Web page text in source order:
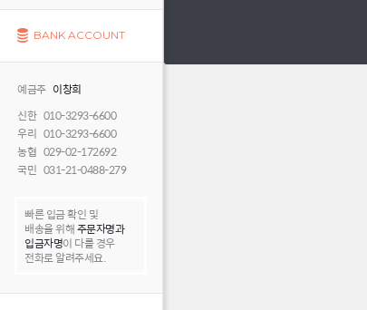
BANK ACCOUNT
예금주이창희
신한 010-3293-6600
우리 010-3293-6600
농협 029-02-172692
국민 031-21-0488-279
빠른 입금 확인 및
배송을 위해주문자명과
입금자명이 다를 경우
전화로 알려주세요.